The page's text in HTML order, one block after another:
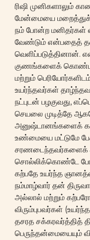
ரிஷி முனிகளாலும்
மேன்மையை
நம் போன்ற மனிதர்கள்
வேண்டும் என்பதைத்
வெளிப்படுத்தினான்.
குணங்களைக் கொண்டவன்
மற்றும்
உயர்ந்தவர்கள்
நட்புடன் பழகுவது,
செயலை முடித்தே
அனுஷ்டானங்களைக்
உண்மையை மட்டுமே
சரணடைந்தவர்களைக்
சொல்லிக்கொண்டே
கற்பதே உயர்ந்த
நம்மாழ்வார் தன்
அல்லால் மற்றும்
விரும்புபவர்கள்
தசரத சக்கரவர்த்தித்
பெருந்தன்மையையும்